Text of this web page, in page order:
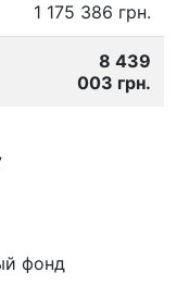
1 175 386 грн.
8 439
003 грн.
фонд